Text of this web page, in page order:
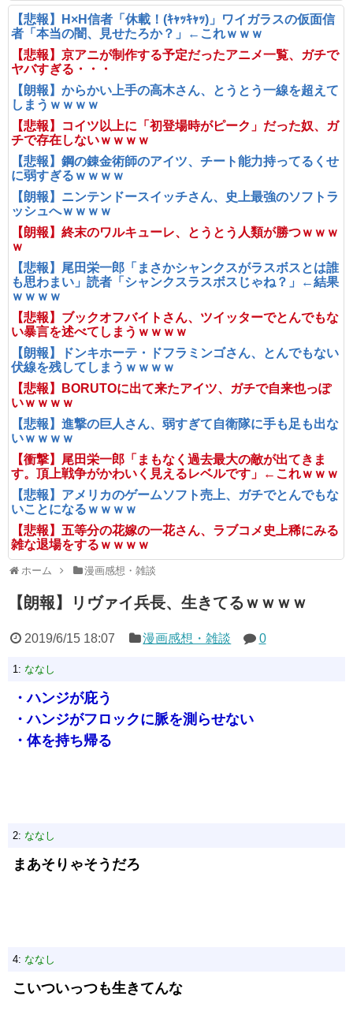
【悲報】H×H信者「休載！(ｷｬｯｷｬｯ)」ワイガラスの仮面信
者「本当の闇、見せたろか？」←これｗｗｗ
【悲報】京アニが制作する予定だったアニメ一覧、ガチで
ヤバすぎる・・・
【朗報】からかい上手の高木さん、とうとう一線を超えて
しまうｗｗｗｗ
【悲報】コイツ以上に「初登場時がピーク」だった奴、ガ
チで存在しないｗｗｗｗ
【悲報】鋼の錬金術師のアイツ、チート能力持ってるくせ
に弱すぎるｗｗｗｗ
【朗報】ニンテンドースイッチさん、史上最強のソフトラ
ッシュへｗｗｗｗ
【朗報】終末のワルキューレ、とうとう人類が勝つｗｗｗ
ｗ
【悲報】尾田栄一郎「まさかシャンクスがラスボスとは誰
も思わまい」読者「シャンクスラスボスじゃね？」←結果
ｗｗｗｗ
【悲報】ブックオフバイトさん、ツイッターでとんでもな
い暴言を述べてしまうｗｗｗｗ
【朗報】ドンキホーテ・ドフラミンゴさん、とんでもない
伏線を残してしまうｗｗｗｗ
【悲報】BORUTOに出て来たアイツ、ガチで自来也っぽ
いｗｗｗｗ
【悲報】進撃の巨人さん、弱すぎて自衛隊に手も足も出な
いｗｗｗｗ
【衝撃】尾田栄一郎「まもなく過去最大の敵が出てきま
す。頂上戦争がかわいく見えるレベルです」←これｗｗｗ
【悲報】アメリカのゲームソフト売上、ガチでとんでもな
いことになるｗｗｗｗ
【悲報】五等分の花嫁の一花さん、ラブコメ史上稀にみる
雑な退場をするｗｗｗｗ
ホーム 漫画感想・雑談
【朗報】リヴァイ兵長、生きてるｗｗｗｗ
2019/6/15 18:07 漫画感想・雑談 0
1: ななし
・ハンジが庇う
・ハンジがフロックに脈を測らせない
・体を持ち帰る
2: ななし
まあそりゃそうだろ
4: ななし
こいついっつも生きてんな